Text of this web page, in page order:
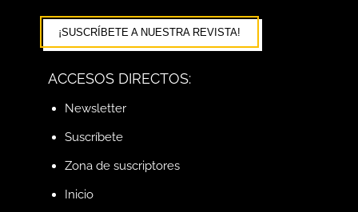
¡SUSCRÍBETE A NUESTRA REVISTA!
ACCESOS DIRECTOS:
Newsletter
Suscríbete
Zona de suscriptores
Inicio